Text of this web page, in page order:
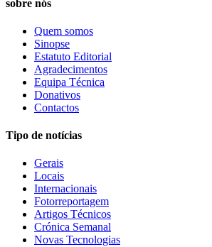
sobre nós
Quem somos
Sinopse
Estatuto Editorial
Agradecimentos
Equipa Técnica
Donativos
Contactos
Tipo de notícias
Gerais
Locais
Internacionais
Fotorreportagem
Artigos Técnicos
Crónica Semanal
Novas Tecnologias